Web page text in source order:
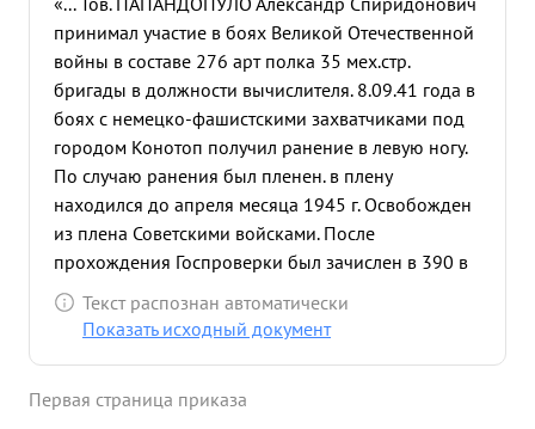
принимал участие в боях Великой Отечественной
войны в составе 276 арт полка 35 мех.стр.
бригады в должности вычислителя. 8.09.41 года в
боях с немецко-фашистскими захватчиками под
городом Конотоп получил ранение в левую ногу.
По случаю ранения был пленен. в плену
находился до апреля месяца 1945 г. Освобожден
из плена Советскими войсками. После
прохождения Госпроверки был зачислен в 390 в
запасной стрелковый полка Уволен в запас
5.10.45 года на основании Указа Президиума
Советского Союза ЖУКОВА. в настоящее время
Текст распознан автоматически
Показать исходный документ
Первая страница приказа